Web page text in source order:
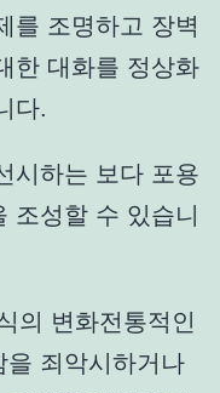
를 조명하고 장벽
한 대화를 정상화
다.
시하는 보다 포용
조성할 수 있습니
의 변화전통적인
을 죄악시하거나